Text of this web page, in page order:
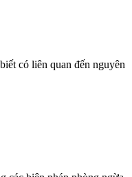
có liên quan đến nguyên